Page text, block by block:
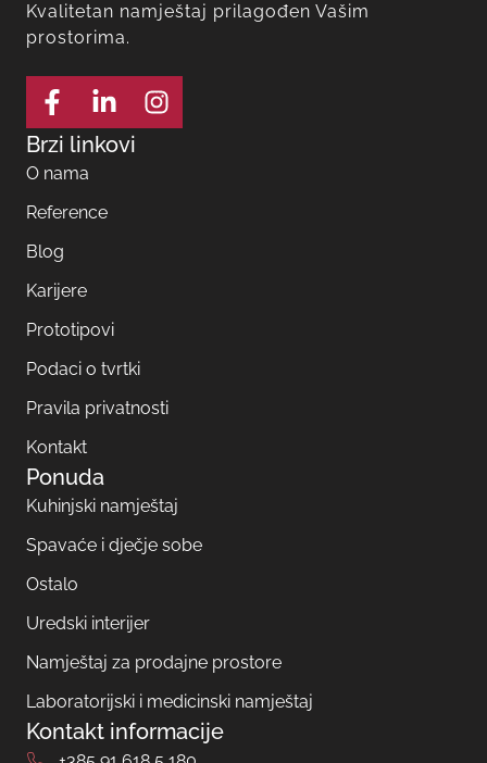
Kvalitetan namještaj prilagođen Vašim
prostorima.
Brzi linkovi
O nama
Reference
Blog
Karijere
Prototipovi
Podaci o tvrtki
Pravila privatnosti
Kontakt
Ponuda
Kuhinjski namještaj
Spavaće i dječje sobe
Ostalo
Uredski interijer
Namještaj za prodajne prostore
Laboratorijski i medicinski namještaj
Kontakt informacije